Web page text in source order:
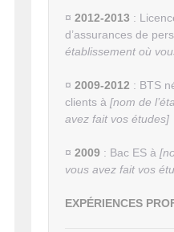
¤ 2012-2013 :
d’assurances de
établissement où
¤ 2009-2012 : BTS
clients à [nom de
avez fait vos études]
¤ 2009 : Bac ES à
vous avez fait vos
EXPÉRIENCES